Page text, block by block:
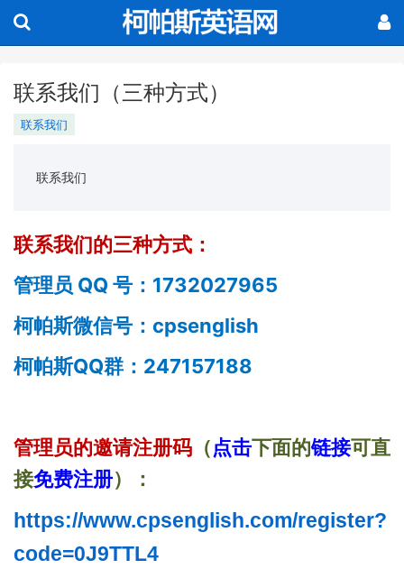
联系我们（三种方式）
联系我们
联系我们
联系我们的三种方式：
管理员 QQ 号： 1732027965
柯帕斯微信号： cpsenglish
柯帕斯QQ群： 247157188
管理员的邀请注册码 （点击下面的链接可直
接免费注册）：
https://www.cpsenglish.com/register?
code=0J9TTL4